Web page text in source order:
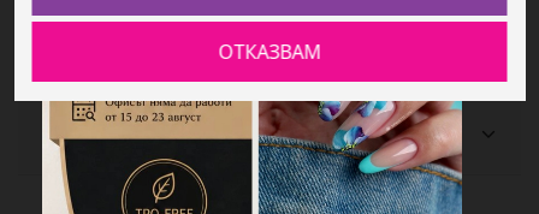
Мнения на клиенти (0)
ОТКАЗВАМ